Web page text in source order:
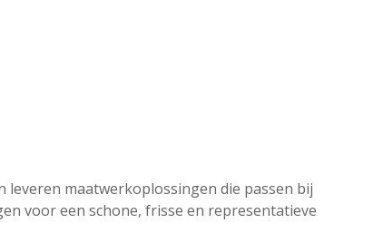
leveren maatwerkoplossingen die passen bij
voor een schone, frisse en representatieve